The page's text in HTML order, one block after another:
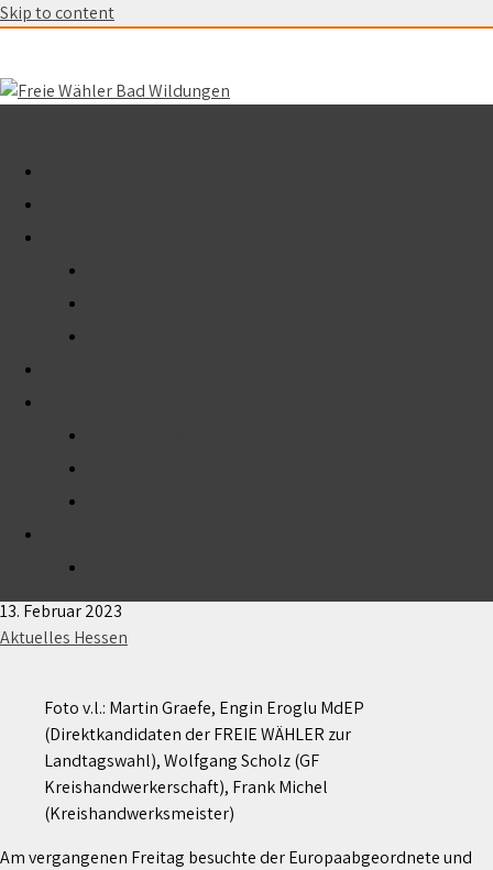
Skip to content
Mehr Wertschätzung für eine handwerkliche
Ausbildung
13. Februar 2023
Aktuelles Hessen
Foto v.l.: Martin Graefe, Engin Eroglu MdEP
(Direktkandidaten der FREIE WÄHLER zur
Landtagswahl), Wolfgang Scholz (GF
Kreishandwerkerschaft), Frank Michel
(Kreishandwerksmeister)
Am vergangenen Freitag besuchte der Europaabgeordnete und